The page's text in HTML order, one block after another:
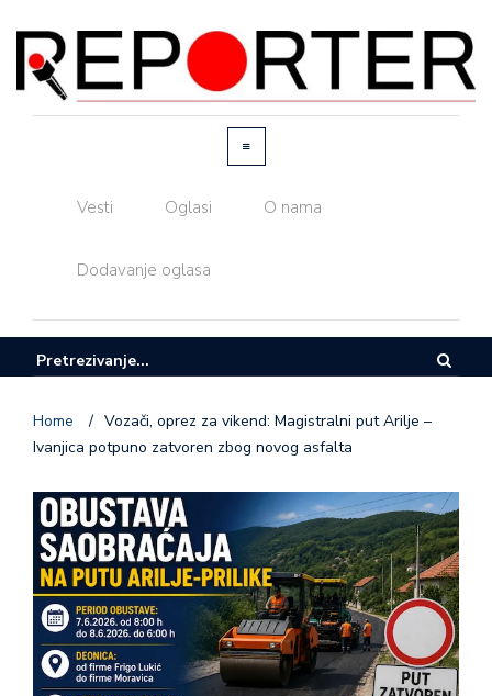
Vesti Oglasi O nama
Dodavanje oglasa
Home / Vozači, oprez za vikend: Magistralni put Arilje –
Ivanjica potpuno zatvoren zbog novog asfalta